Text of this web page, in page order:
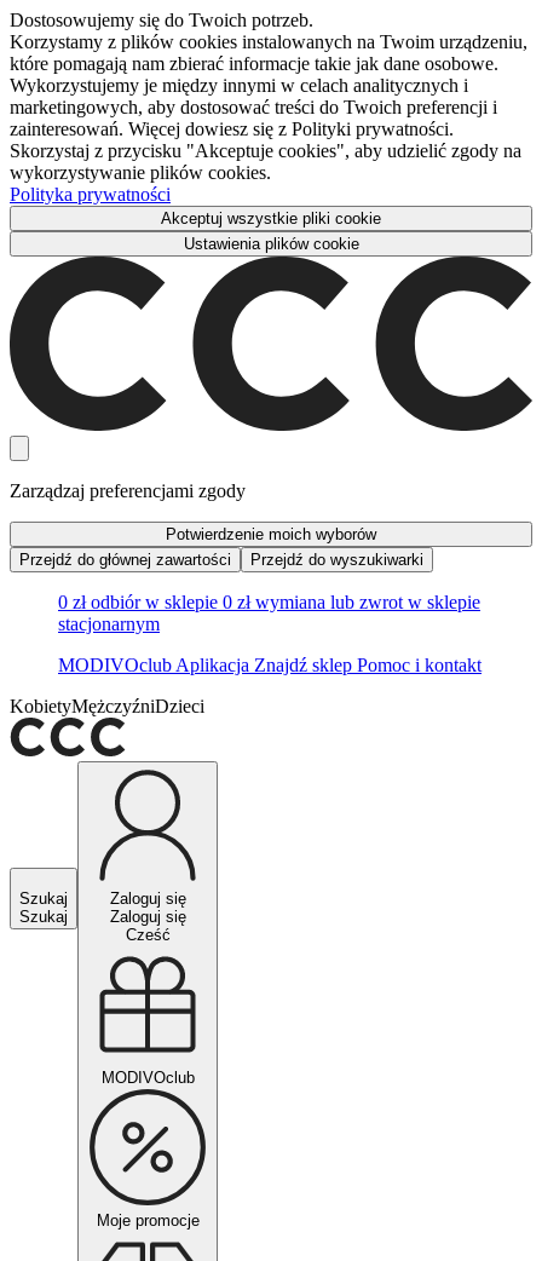
Dostosowujemy się do Twoich potrzeb.
Korzystamy z plików cookies instalowanych na Twoim urządzeniu,
które pomagają nam zbierać informacje takie jak dane osobowe.
Wykorzystujemy je między innymi w celach analitycznych i
marketingowych, aby dostosować treści do Twoich preferencji i
zainteresowań. Więcej dowiesz się z Polityki prywatności.
Skorzystaj z przycisku "Akceptuje cookies", aby udzielić zgody na
wykorzystywanie plików cookies.
Polityka prywatności
Akceptuj wszystkie pliki cookie
Ustawienia plików cookie
Zarządzaj preferencjami zgody
Potwierdzenie moich wyborów
Przejdź do głównej zawartości
Przejdź do wyszukiwarki
0 zł odbiór w sklepie 0 zł wymiana lub zwrot w sklepie
stacjonarnym
MODIVOclub Aplikacja Znajdź sklep Pomoc i kontakt
KobietyMężczyźniDzieci
Szukaj
Szukaj
Zaloguj się
Zaloguj się
Cześć
MODIVOclub
Moje promocje